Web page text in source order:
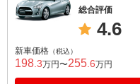
総合評価
4.6
新車価格 （税込）
198 .3万円〜255 .6万円